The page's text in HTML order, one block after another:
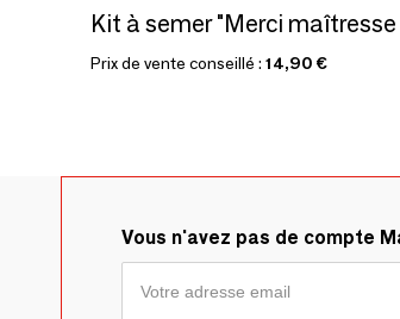
Prix de vente conseillé : 14,90 €
Vous n'avez pas de compte